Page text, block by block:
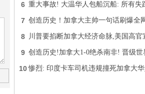
6 重大事故! 大温华人包船沉船: 所有失
7 创造历史！加拿大主帅一句话刷爆全
8 川普要掐断加拿大经济命脉,美国高官
9 创造历史!加拿大1-0绝杀南非! 晋级世
10 惨烈: 印度卡车司机违规撞死加拿大